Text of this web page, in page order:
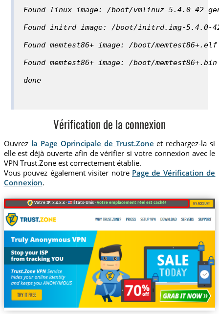
Found linux image: /boot/vmlinuz-5.4.0-42-
Found initrd image: /boot/initrd.img-5.4.0-
Found memtest86+ image: /boot/memtest86+.elf
Found memtest86+ image: /boot/memtest86+.bin
done
Vérification de la connexion
Ouvrez la Page Oprincipale de Trust.Zone et rechargez-la si
elle est déjà ouverte afin de vérifier si votre connexion avec le
VPN Trust.Zone est correctement établie.
Vous pouvez également visiter notre Page de Vérification de
Connexion.
Votre IP: x.x.x.x · États-Unis ·Votre emplacement réel est caché!